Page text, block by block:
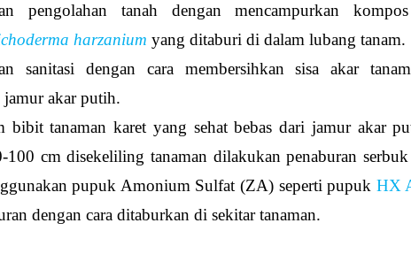
pengolahan tanah dengan mencampurkan
harzanium yang ditaburi di dalam lubang tanam.
sanitasi dengan cara membersihkan sisa akar
akar putih.
bibit tanaman karet yang sehat bebas dari jamur akar
100 cm disekeliling tanaman dilakukan penaburan serbuk
pupuk Amonium Sulfat (ZA) seperti pupuk HX
dengan cara ditaburkan di sekitar tanaman.